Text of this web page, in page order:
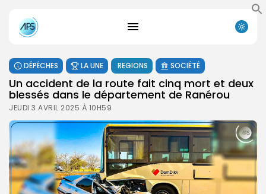
DÉPÊCHES LA UNE REGIONS SOCIÉTÉ
Un accident de la route fait cinq mort et deux
blessés dans le département de Ranérou
JEUDI 3 AVRIL 2025 À 10H59